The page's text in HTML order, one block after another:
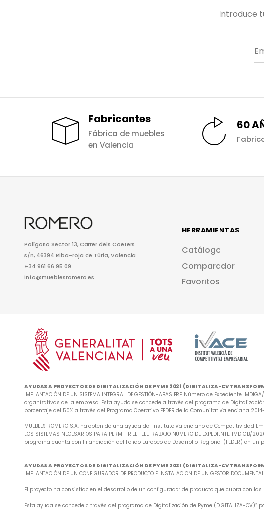
Introduce
Fabricantes
Fábrica de muebles
en Valencia
60
Polígono Sector 13, Carrer dels Coeters
s/n, 46394 Riba-roja de Túria, Valencia
+34 961 66 95 09
info@mueblesromero.es
HERRAMIENTAS
Catálogo
Comparador
Favoritos
AYUDAS A PROYECTOS DE DIGITALIZACIÓN DE PYME 2021 (DIGITALIZA-CV
IMPLANTACIÓN DE UN SISTEMA INTEGRAL DE GESTIÓN-ABAS ERP Número de
organizativas de la empresa. Esta ayuda se concede a través del programa de
porcentaje del 50% a través del Programa Operativo FEDER de la Comunitat Valenciana
-------------------------
MUEBLES ROMERO S.A. ha obtenido una ayuda del Instituto Valenciano de Competitividad
LOS SISTEMAS NECESARIOS PARA PERMITIR EL TELETRABAJO NÚMERO DE EXPEDIENTE:
programa cuenta con financiación del Fondo Europeo de Desarrollo Regional (FEDER) en
-------------------------
AYUDAS A PROYECTOS DE DIGITALIZACIÓN DE PYME 2021 (DIGITALIZA-CV
IMPLANTACIÓN DE UN CONFIGURADOR DE PRODUCTO E INSTALACION DE UN GESTOR
El proyecto ha consistido en el desarrollo de un configurador de producto que cubra con
Esta ayuda se concede a través del programa de Digitalización de Pyme (DIGITALIZA-CV)”